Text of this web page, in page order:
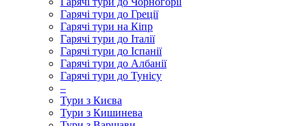
Гарячі тури до Греції
Гарячі тури на Кіпр
Гарячі тури до Італії
Гарячі тури до Іспанії
Гарячі тури до Албанії
Гарячі тури до Тунісу
–
Тури з Києва
Тури з Кишинева